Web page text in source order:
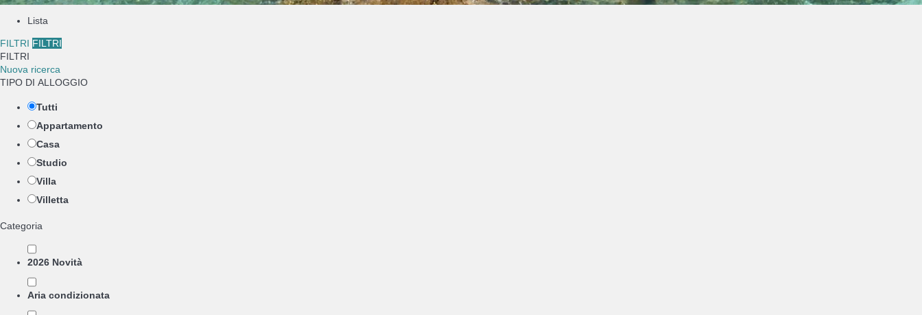
Lista
FILTRI FILTRI
FILTRI
Nuova ricerca
TIPO DI ALLOGGIO
Tutti
Appartamento
Casa
Studio
Villa
Villetta
Categoria
2026 Novità
Aria condizionata